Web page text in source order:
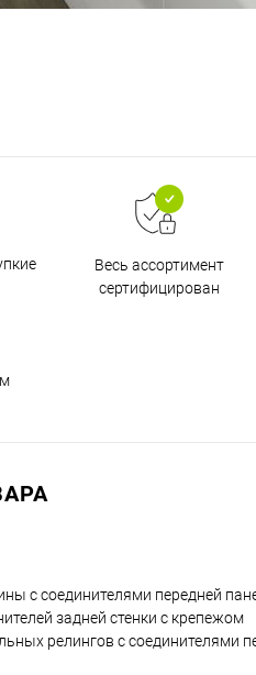
Весь ассортимент
сертифицирован
с соединителями передней
задней стенки с крепежом
релингов с соединителями